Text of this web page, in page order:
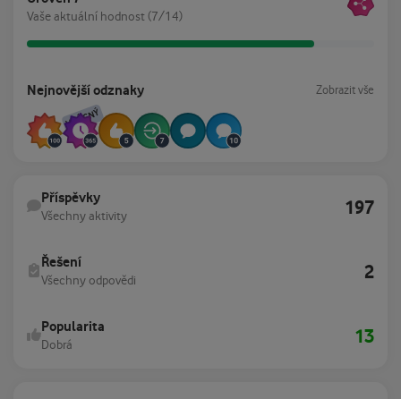
Vaše aktuální hodnost (7/14)
Nejnovější odznaky Zobrazit vše
VZÁCNÝ
Příspěvky
Všechny aktivity 197
Řešení
Všechny odpovědi 2
Popularita
Dobrá 13